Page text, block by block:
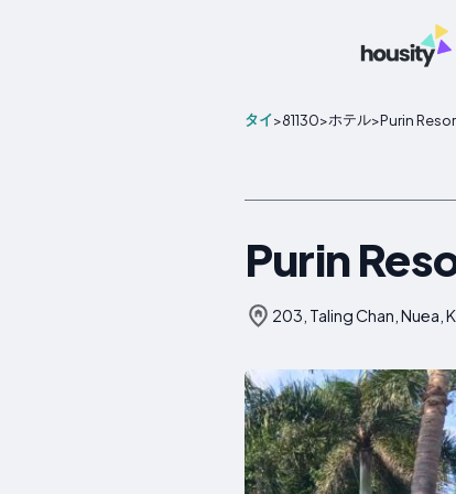
タイ>81130>ホテル>Purin
Purin
203, Taling Chan, Nuea,